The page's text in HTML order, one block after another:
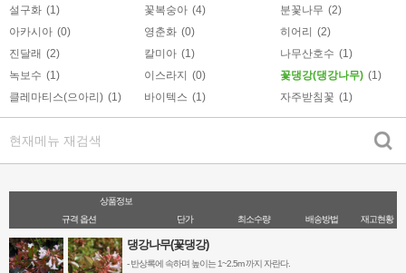
설구화 (1) 꽃복숭아 (4) 분꽃나무 (2)
아카시아 (0) 영춘화 (0) 히어리
(2)
진달래 (2) 칼미아 (1) 나무산호수 (1)
녹보수 (1) 이스라지 (0) 꽃댕강(댕강나무) (1)
클레마티스(으아리) (1) 바이텍스 (1) 자주받침꽃 (1)
상품정보
규격 옵션
단가 최소수량 배송방법 재고현황
댕강나무(꽃댕강)
- 반상록에 속하며 높이는 1~2.5m 까지 자란다.